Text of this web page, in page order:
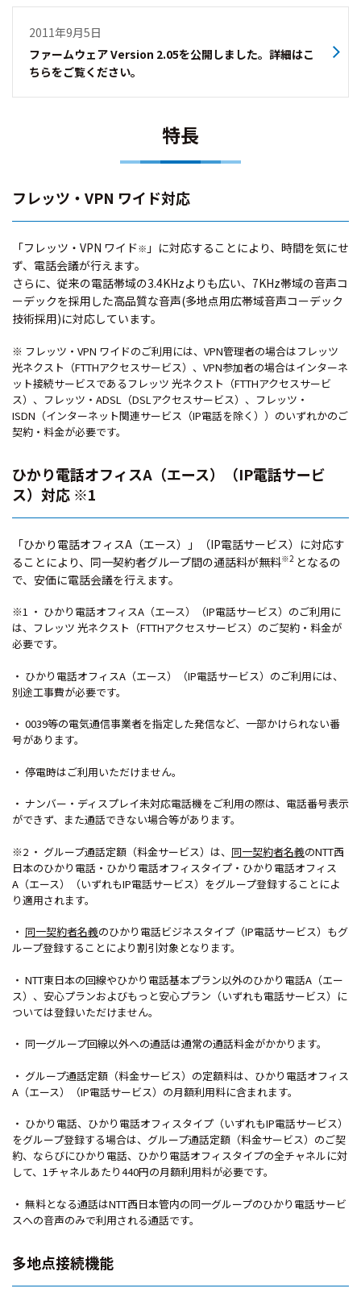
2011年9月5日
ファームウェア Version 2.05を公開しました。詳細はこ
ちらをご覧ください。
特長
フレッツ・VPN ワイド対応
「フレッツ・VPN ワイド※ 」に対応することにより、時間を気にせ
ず、電話会議が行えます。
さらに、従来の電話帯域の3.4KHzよりも広い、7KHz帯域の音声コ
ーデックを採用した高品質な音声(多地点用広帯域音声コーデック
技術採用)に対応しています。
※ フレッツ・VPN ワイドのご利用には、VPN管理者の場合はフレッツ
光ネクスト（FTTHアクセスサービス）、VPN参加者の場合はインターネ
ット接続サービスであるフレッツ 光ネクスト（FTTHアクセスサービ
ス）、フレッツ・ADSL（DSLアクセスサービス）、フレッツ・
ISDN（インターネット関連サービス（IP電話を除く））のいずれかのご
契約・料金が必要です。
ひかり電話オフィスA（エース）（IP電話サービ
ス）対応 ※1
「ひかり電話オフィスA（エース）」（IP電話サービス）に対応す
ることにより、同一契約者グループ間の通話料が無料※2となるの
で、安価に電話会議を行えます。
※1 ・ ひかり電話オフィスA（エース）（IP電話サービス）のご利用に
は、フレッツ 光ネクスト（FTTHアクセスサービス）のご契約・料金が
必要です。
・ ひかり電話オフィスA（エース）（IP電話サービス）のご利用には、
別途工事費が必要です。
・ 0039等の電気通信事業者を指定した発信など、一部かけられない番
号があります。
・ 停電時はご利用いただけません。
・ ナンバー・ディスプレイ未対応電話機をご利用の際は、電話番号表示
ができず、また通話できない場合等があります。
※2 ・ グループ通話定額（料金サービス）は、 同一契約者名義のNTT西
日本のひかり電話・ひかり電話オフィスタイプ・ひかり電話オフィス
A（エース）（いずれもIP電話サービス）をグループ登録することによ
り適用されます。
・ 同一契約者名義のひかり電話ビジネスタイプ（IP電話サービス）もグ
ループ登録することにより割引対象となります。
・ NTT東日本の回線やひかり電話基本プラン以外のひかり電話A（エー
ス）、安心プランおよびもっと安心プラン（いずれも電話サービス）に
ついては登録いただけません。
・ 同一グループ回線以外への通話は通常の通話料金がかかります。
・ グループ通話定額（料金サービス）の定額料は、ひかり電話オフィス
A（エース）（IP電話サービス）の月額利用料に含まれます。
・ ひかり電話、ひかり電話オフィスタイプ（いずれもIP電話サービス）
をグループ登録する場合は、グループ通話定額（料金サービス）のご契
約、ならびにひかり電話、ひかり電話オフィスタイプの全チャネルに対
して、1チャネルあたり440円の月額利用料が必要です。
・ 無料となる通話はNTT西日本管内の同一グループのひかり電話サービ
スへの音声のみで利用される通話です。
多地点接続機能